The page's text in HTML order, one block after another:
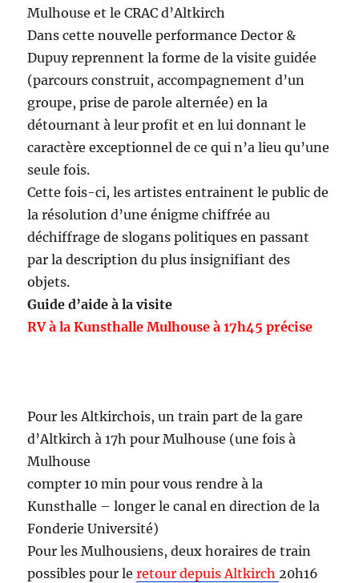
Mulhouse et le CRAC d’Altkirch
Dans cette nouvelle performance Dector &
Dupuy reprennent la forme de la visite guidée
(parcours construit, accompagnement d’un
groupe, prise de parole alternée) en la
détournant à leur profit et en lui donnant le
caractère exceptionnel de ce qui n’a lieu qu’une
seule fois.
Cette fois-ci, les artistes entrainent le public de
la résolution d’une énigme chiffrée au
déchiffrage de slogans politiques en passant
par la description du plus insignifiant des
objets.
Guide d’aide à la visite
RV à la Kunsthalle Mulhouse à 17h45 précise
Pour les Altkirchois, un train part de la gare
d’Altkirch à 17h pour Mulhouse (une fois à
Mulhouse
compter 10 min pour vous rendre à la
Kunsthalle – longer le canal en direction de la
Fonderie Université)
Pour les Mulhousiens, deux horaires de train
possibles pour leretour depuis Altkirch20h16